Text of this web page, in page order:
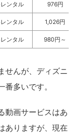
ンタル 976円
ンタル 1,026円
ンタル 980円～
せんが、ディズニ
多いです。
動画サービスはあ
ありますが、現在